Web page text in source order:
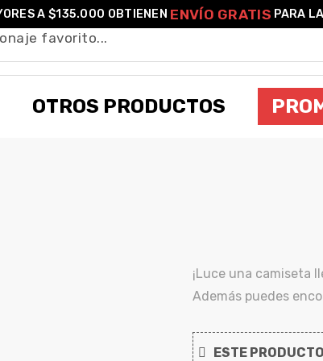
A $135.000 OBTIENEN ENVÍO GRATIS PARA
OTROS PRODUCTOS
¡Luce una camiseta
Además puedes
ESTE